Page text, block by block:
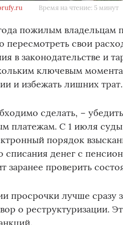
Время на чтение: 5 минут
пожилым владельцам
пересмотреть свои
в законодательстве и
ключевым
и избежать лишних трат.
сделать, −
платежам. С 1 июля
порядок
списания денег с
заранее проверить
просрочки лучше сразу
о реструктуризации.